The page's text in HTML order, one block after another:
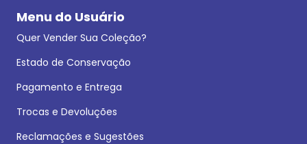
Menu do Usuário
Quer Vender Sua Coleção?
Estado de Conservação
Pagamento e Entrega
Trocas e Devoluções
Reclamações e Sugestões